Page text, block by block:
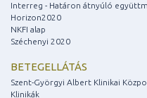
Interreg - Határon átnyúló
Horizon2020
NKFI alap
Széchenyi 2020
BETEGELLÁTÁS
Szent-Györgyi Albert Klinikai
Klinikák